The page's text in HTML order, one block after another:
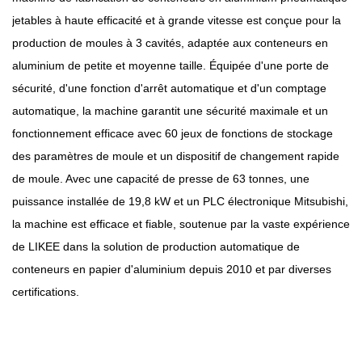
jetables à haute efficacité et à grande vitesse est conçue pour la
production de moules à 3 cavités, adaptée aux conteneurs en
aluminium de petite et moyenne taille. Équipée d'une porte de
sécurité, d'une fonction d'arrêt automatique et d'un comptage
automatique, la machine garantit une sécurité maximale et un
fonctionnement efficace avec 60 jeux de fonctions de stockage
des paramètres de moule et un dispositif de changement rapide
de moule. Avec une capacité de presse de 63 tonnes, une
puissance installée de 19,8 kW et un PLC électronique Mitsubishi,
la machine est efficace et fiable, soutenue par la vaste expérience
de LIKEE dans la solution de production automatique de
conteneurs en papier d'aluminium depuis 2010 et par diverses
certifications.